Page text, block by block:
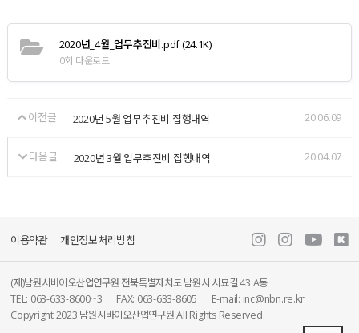
2020년_4월_업무추진비.pdf(24.1K)
0회 다운로드
이전글 2020년 5월 업무추진비 집행내역 20.06.09
다음글 2020년 3월 업무추진비 집행내역 20.04.07
이용약관 개인정보처리방침
(재)남원시바이오산업연구원 전북특별자치도 남원시 시묘길 43 A동
TEL: 063-633-8600~3
FAX: 063-633-8605
E-mail: inc@nbn.re.kr
Copyright 2023 남원시바이오산업연구원 All Rights Reserved.